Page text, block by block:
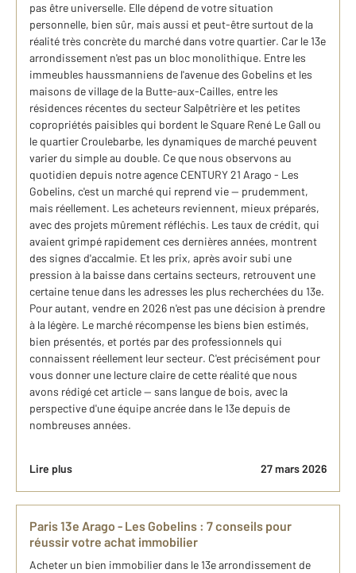
pas être universelle. Elle dépend de votre situation
personnelle, bien sûr, mais aussi et peut-être surtout de la
réalité très concrète du marché dans votre quartier. Car le 13e
arrondissement n'est pas un bloc monolithique. Entre les
immeubles haussmanniens de l'avenue des Gobelins et les
maisons de village de la Butte-aux-Cailles, entre les
résidences récentes du secteur Salpêtrière et les petites
copropriétés paisibles qui bordent le Square René Le Gall ou
le quartier Croulebarbe, les dynamiques de marché peuvent
varier du simple au double. Ce que nous observons au
quotidien depuis notre agence CENTURY 21 Arago - Les
Gobelins, c'est un marché qui reprend vie — prudemment,
mais réellement. Les acheteurs reviennent, mieux préparés,
avec des projets mûrement réfléchis. Les taux de crédit, qui
avaient grimpé rapidement ces dernières années, montrent
des signes d'accalmie. Et les prix, après avoir subi une
pression à la baisse dans certains secteurs, retrouvent une
certaine tenue dans les adresses les plus recherchées du 13e.
Pour autant, vendre en 2026 n'est pas une décision à prendre
à la légère. Le marché récompense les biens bien estimés,
bien présentés, et portés par des professionnels qui
connaissent réellement leur secteur. C'est précisément pour
vous donner une lecture claire de cette réalité que nous
avons rédigé cet article — sans langue de bois, avec la
perspective d'une équipe ancrée dans le 13e depuis de
nombreuses années.
Lire plus 27 mars 2026
Paris 13e Arago - Les Gobelins : 7 conseils pour
réussir votre achat immobilier
Acheter un bien immobilier dans le 13e arrondissement de